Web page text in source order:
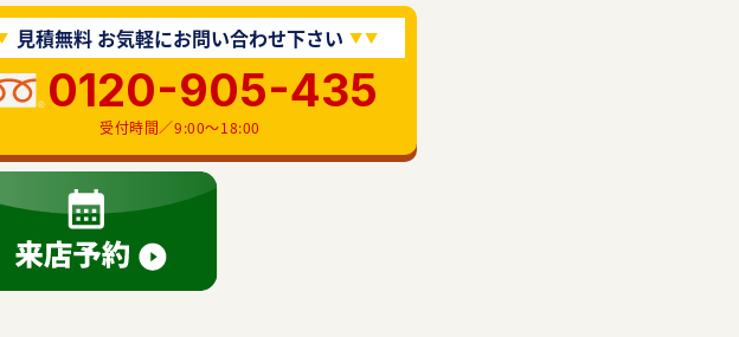
見積無料 お気軽にお問い合わせ下さい
0120-905-435
受付時間／9:00〜18:00